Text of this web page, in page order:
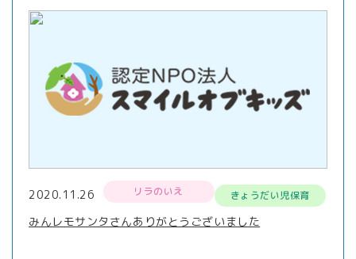
2020.11.26 リラのいえ きょうだい児保育
みんレモサンタさんありがとうございました